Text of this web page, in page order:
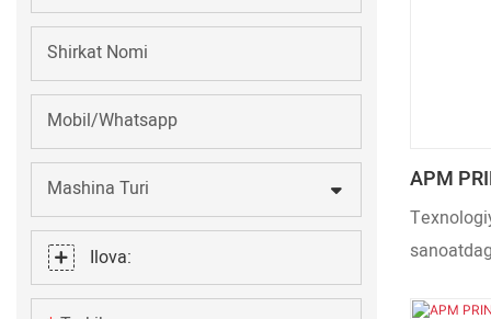
Shirkat Nomi
Mobil/Whatsapp
Mashina Turi
Ilova:
APM